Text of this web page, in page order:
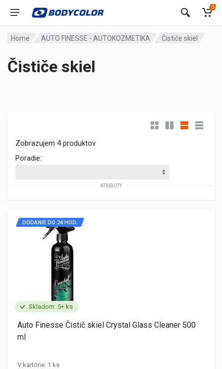
0
Home AUTO FINESSE - AUTOKOZMETIKA Čističe skiel
Čističe skiel
Zobrazujem 4 produktov
Poradie:
ATRIBÚTY
Skladom: 5+ ks
DODANIE DO 24 HOD.
Auto Finesse Čistič skiel Crystal Glass Cleaner 500
ml
V kartóne: 1 ks